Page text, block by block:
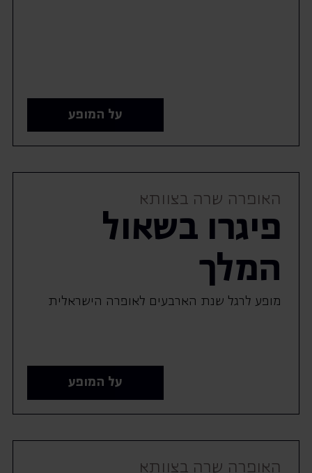
על המופע
האופרה שרה בצוותא
פיגרו בשאול
המלך
מופע לרגל שנת הארבעים לאופרה הישראלית
על המופע
האופרה שרה בצוותא